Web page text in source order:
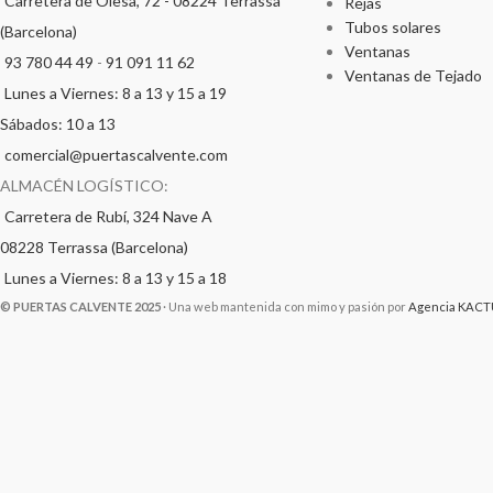
(Barcelona)
93 780 44 49 - 91 091 11 62
Lunes a Viernes: 8 a 13 y 15 a 19
Sábados: 10 a 13
comercial@puertascalvente.com
ALMACÉN LOGÍSTICO:
Carretera de Rubí, 324 Nave A
08228 Terrassa (Barcelona)
Lunes a Viernes: 8 a 13 y 15 a 18
Tubos solares
Ventanas
Ventanas de Tejado
© PUERTAS CALVENTE 2025 · Una web mantenida con mimo y pasión por Agencia